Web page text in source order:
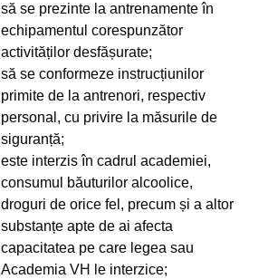
să se prezinte la antrenamente în
echipamentul corespunzător
activităților desfășurate;
să se conformeze instrucțiunilor
primite de la antrenori, respectiv
personal, cu privire la măsurile de
siguranță;
este interzis în cadrul academiei,
consumul băuturilor alcoolice,
droguri de orice fel, precum și a altor
substanțe apte de ai afecta
capacitatea pe care legea sau
Academia VH le interzice;